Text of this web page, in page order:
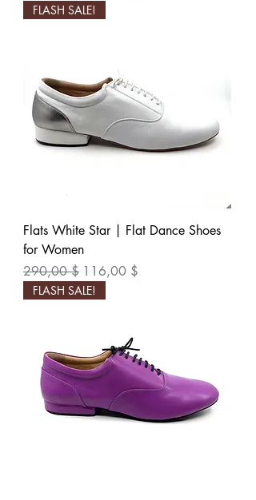
FLASH SALE!
Flats White Star | Flat Dance Shoes
for Women
Обычная цена
290,00 $ Цена со скидкой
116,00 $
FLASH SALE!